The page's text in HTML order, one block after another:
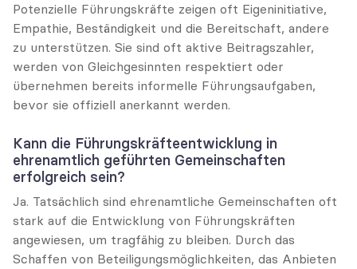
Potenzielle Führungskräfte zeigen oft Eigeninitiative,
Empathie, Beständigkeit und die Bereitschaft, andere
zu unterstützen. Sie sind oft aktive Beitragszahler,
werden von Gleichgesinnten respektiert oder
übernehmen bereits informelle Führungsaufgaben,
bevor sie offiziell anerkannt werden.
Kann die Führungskräfteentwicklung in
ehrenamtlich geführten Gemeinschaften
erfolgreich sein?
Ja. Tatsächlich sind ehrenamtliche Gemeinschaften oft
stark auf die Entwicklung von Führungskräften
angewiesen, um tragfähig zu bleiben. Durch das
Schaffen von Beteiligungsmöglichkeiten, das Anbieten